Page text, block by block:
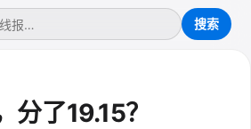
分了19.15？